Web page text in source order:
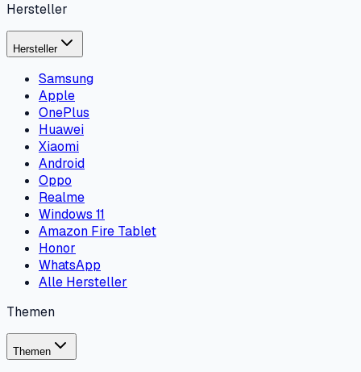
Hersteller
Hersteller
Samsung
Apple
OnePlus
Huawei
Xiaomi
Android
Oppo
Realme
Windows 11
Amazon Fire Tablet
Honor
WhatsApp
Alle Hersteller
Themen
Themen